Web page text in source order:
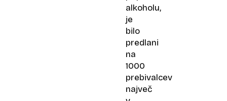
alkoholu,
je
bilo
predlani
na
1000
prebivalcev
največ